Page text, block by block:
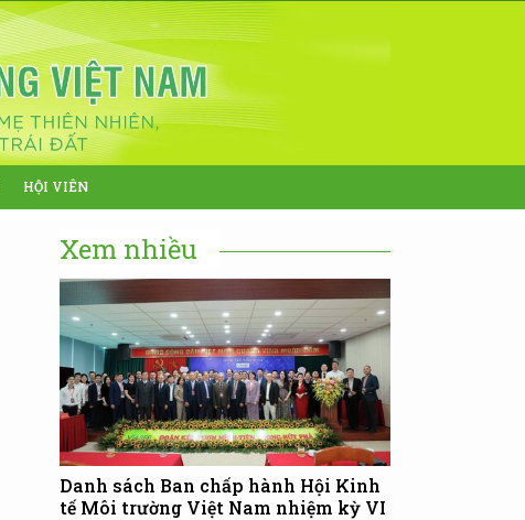
HỘI VIÊN
Xem nhiều
Danh sách Ban chấp hành Hội Kinh
tế Môi trường Việt Nam nhiệm kỳ VI